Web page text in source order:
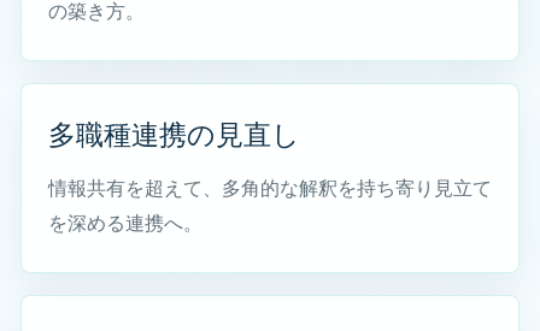
成年後見制度・任意後見・日常生活自立支援事業
法人概要
の築き方。
多職種連携の見直し
情報共有を超えて、多角的な解釈を持ち寄り見立て
を深める連携へ。